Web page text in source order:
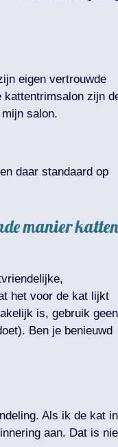
eigen vertrouwde
kattentrimsalon zijn
salon.
daar standaard op
manier katten
het voor de kat lijkt
is, gebruik geen
Ben je benieuwd
Als ik de kat in
aan. Dat is